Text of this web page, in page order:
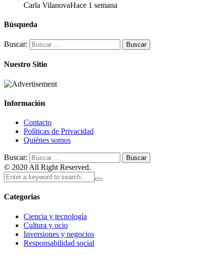
Carla VilanovaHace 1 semana
Búsqueda
Buscar:
Nuestro Sitio
Información
Contacto
Políticas de Privacidad
Quiénes somos
Buscar:
© 2020 All Right Reserved.
Categorias
Ciencia y tecnología
Cultura y ocio
Inversiones y negocios
Responsabilidad social